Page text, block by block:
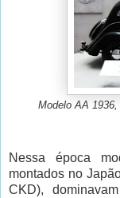
Modelo AA
Nessa época
montados no
CKD),